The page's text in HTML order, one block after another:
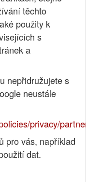
těchto
použity k
s
a
nepřidružujete s
neustále
privacy/
pro vás, například
dat.